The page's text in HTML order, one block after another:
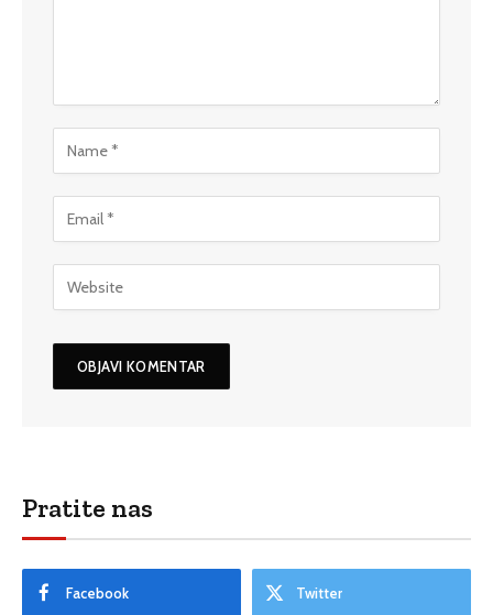
Pratite nas
Facebook Twitter